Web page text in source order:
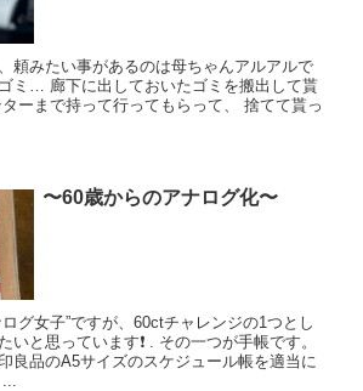
頼みたい事があるのは母ちゃんアルアルで
ミ… 廊下に出しておいたゴミを搬出して貰
ーまで持って行ってもらって、 捨てて貰っ
〜60歳からのアナログ化〜
グ女子”ですが、60ctチャレンジの1つとし
いと思っています❗️ . その一つが手帳です。
良品のA5サイズのスケジュール帳を適当に